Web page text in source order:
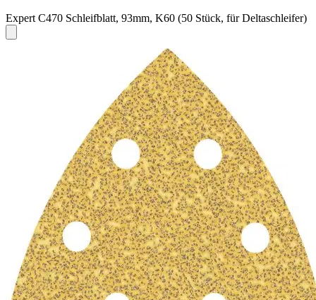
Expert C470 Schleifblatt, 93mm, K60 (50 Stück, für Deltaschleifer)